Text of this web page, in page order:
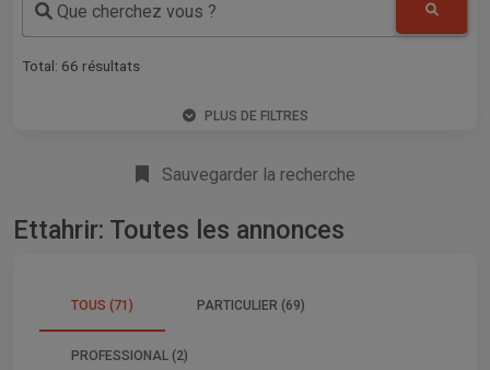
Que cherchez vous ?
Total: 66 résultats
PLUS DE FILTRES
Sauvegarder la recherche
Ettahrir: Toutes les annonces
TOUS (71) PARTICULIER (69)
PROFESSIONAL (2)